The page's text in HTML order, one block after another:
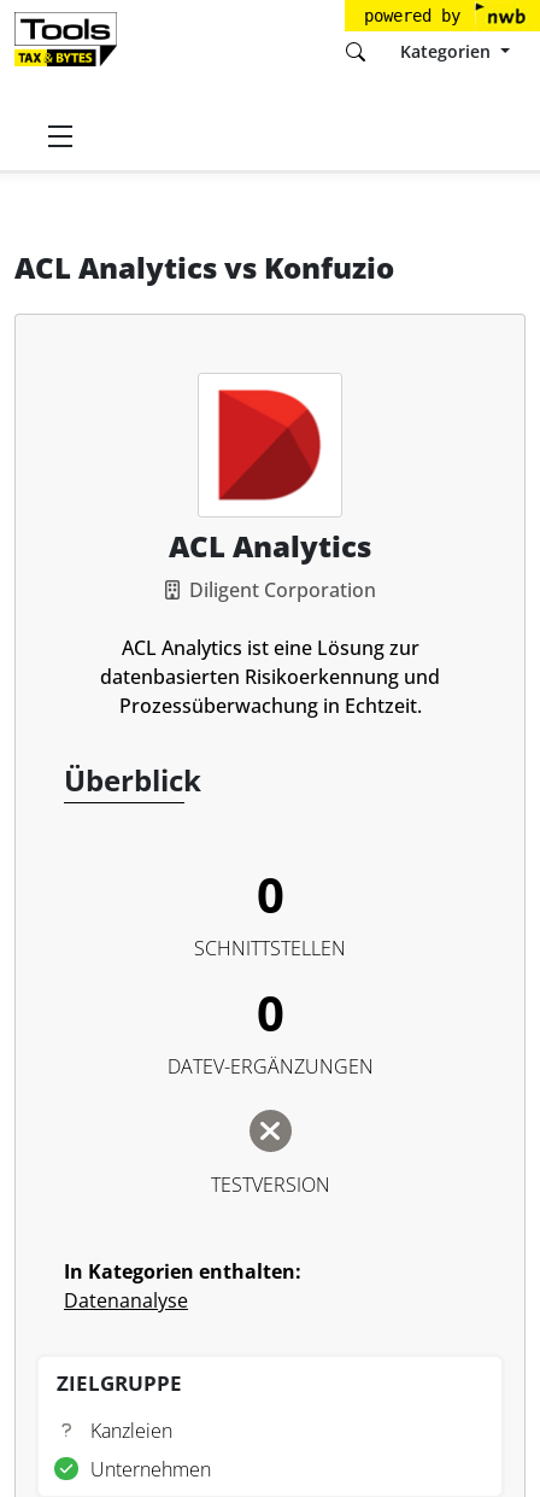
powered by
Kategorien
Startseite
ACL Analyticsvs Konfuzio
ACL Analytics
Diligent Corporation
ACL Analytics ist eine Lösung zur
datenbasierten Risikoerkennung und
Prozessüberwachung in Echtzeit.
Überblick
0
SCHNITTSTELLEN
0
DATEV-ERGÄNZUNGEN
TESTVERSION
In Kategorien enthalten:
Datenanalyse
ZIELGRUPPE
Kanzleien
Unternehmen